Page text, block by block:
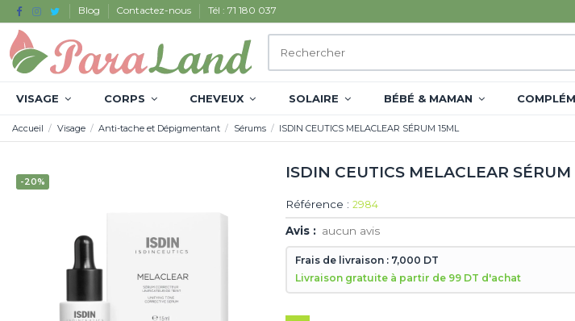
Blog Contactez-nous Tél : 71 180 037
VISAGE CORPS CHEVEUX SOLAIRE BÉBÉ & MAMAN
Accueil Visage Anti-tache et Dépigmentant Sérums ISDIN CEUTICS MELACLEAR SÉRUM 15ML
-20%
ISDIN CEUTICS MELACLEAR SÉRUM
Référence : 2984
Avis : aucun avis
Frais de livraison : 7,000 DT
Livraison gratuite à partir de 99 DT d'achat